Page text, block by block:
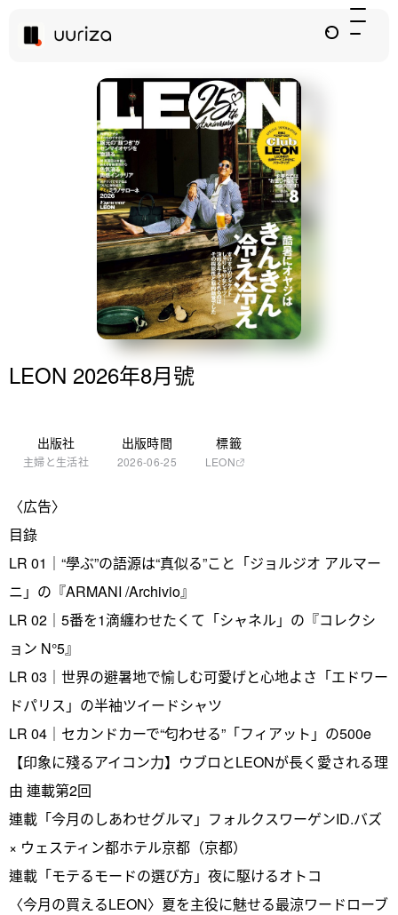
LEON 2026年8月號
出版社
主婦と生活社
出版時間
2026-06-25
標籤
LEON
〈広告〉
目錄
LR 01｜“學ぶ”の語源は“真似る”こと「ジョルジオ アルマー
ニ」の『ARMANI /Archivio』
LR 02｜5番を1滴纏わせたくて「シャネル」の『コレクシ
ョン N°5』
LR 03｜世界の避暑地で愉しむ可愛げと心地よさ「エドワー
ドパリス」の半袖ツイードシャツ
LR 04｜セカンドカーで“匂わせる”「フィアット」の500e
【印象に殘るアイコン力】ウブロとLEONが長く愛される理
由 連載第2回
連載「今月のしあわせグルマ」フォルクスワーゲンID.バズ
× ウェスティン都ホテル京都（京都）
連載「モテるモードの選び方」夜に駆けるオトコ
〈今月の買えるLEON〉夏を主役に魅せる最涼ワードローブ